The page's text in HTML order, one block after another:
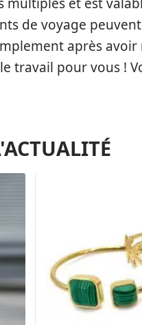
de voyage
après
travail pour vous !